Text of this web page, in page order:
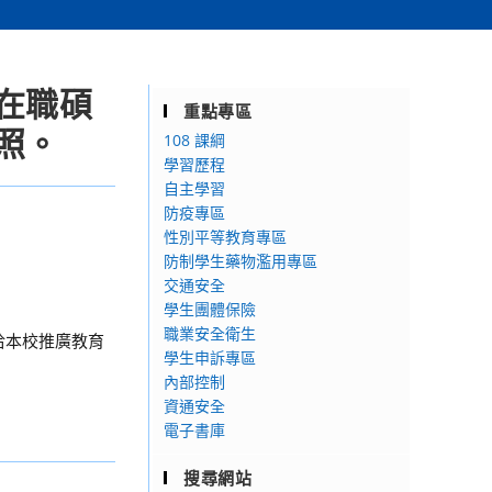
職碩
。
校推廣教育
重點專區
108 課綱
學習歷程
自主學習
防疫專區
性別平等教育專區
防制學生藥物濫用專區
交通安全
學生團體保險
職業安全衛生
學生申訴專區
內部控制
資通安全
電子書庫
搜尋網站